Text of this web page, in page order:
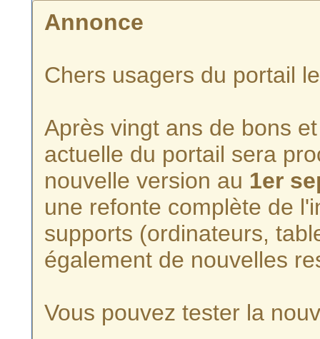
Annonce
Chers usagers du portail
Après vingt ans de bons
actuelle du portail sera
nouvelle version au 1er
une refonte complète de
supports (ordinateurs,
également de nouvelles
Vous pouvez tester la